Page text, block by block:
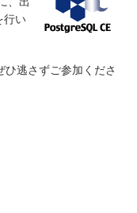
行い
逃さずご参加くださ